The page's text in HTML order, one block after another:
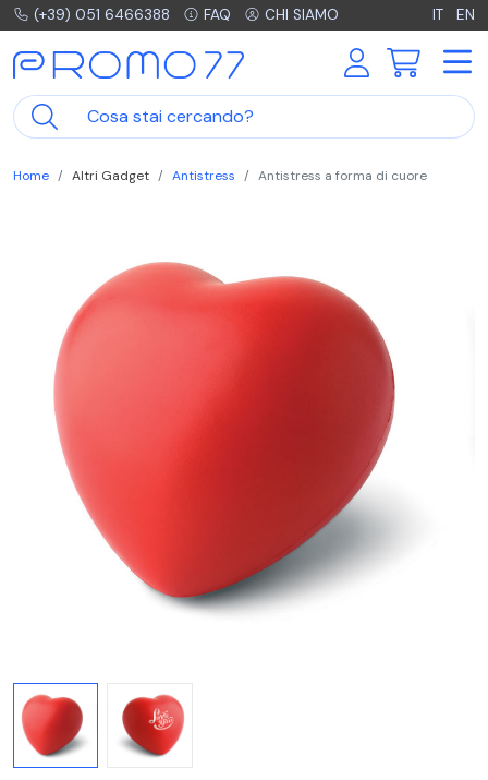
(+39) 051 6466388 FAQ CHI SIAMO IT EN
Home Altri Gadget Antistress Antistress a forma di cuore